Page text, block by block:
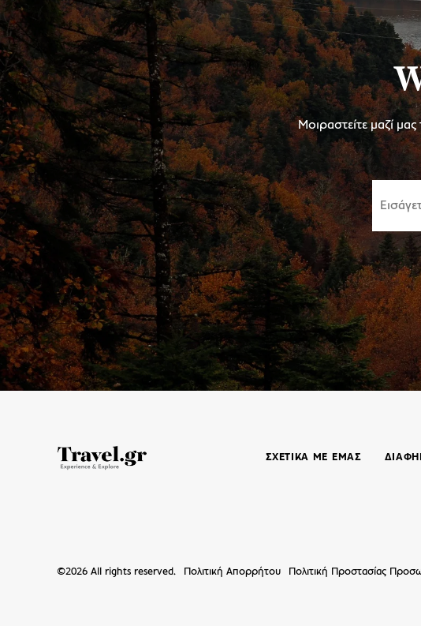
Μοιραστείτε μαζί
ΣΧΕΤΙΚΑ ΜΕ ΕΜΑΣ
©2026 All rights reserved. Πολιτική Απορρήτου Πολιτική Προστασίας